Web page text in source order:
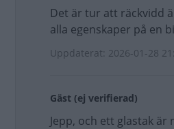
Det är tur att räckvidd
alla egenskaper på en
Uppdaterat: 2026-01-28
Gäst (ej verifierad)
Jepp, och ett glastak är